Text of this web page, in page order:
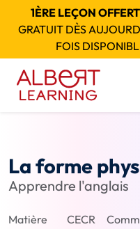
1ÈRE LEÇON
GRATUIT DÈS
FOIS
La forme
Apprendre l'anglais
Matière CECR